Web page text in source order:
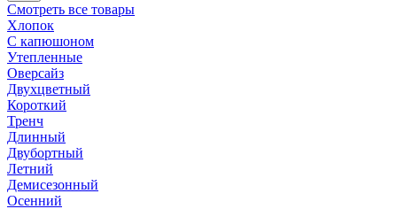
Смотреть все товары
Хлопок
С капюшоном
Утепленные
Оверсайз
Двухцветный
Короткий
Тренч
Длинный
Двубортный
Летний
Демисезонный
Осенний